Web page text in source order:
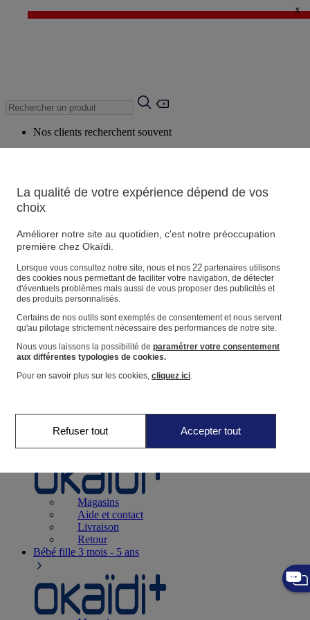
✨ LAST DAYS : Jusqu'à -60%* ✨
x
Nos clients recherchent souvent
Produits suggérés
Voir tous les produits
Magasin
Vos informations personnelles
Suivre une commande
Panier
Favoris
Naissance0-12 mois
Magasins
Aide et contact
Livraison
Retour
Bébé fille 3 mois - 5 ans
La qualité de votre expérience dépend de vos
choix
Améliorer notre site au quotidien, c'est notre préoccupation
première chez Okaïdi.
Lorsque vous consultez notre site, nous et nos 22partenaires utilisons
des cookies nous permettant de faciliter votre navigation, de détecter
d'éventuels problèmes mais aussi de vous proposer des publicités et
des produits personnalisés.
Certains de nos outils sont exemptés de consentement et nous servent
qu'au pilotage strictement nécessaire des performances de notre site.
Nous vous laissons la possibilité de paramétrer votre consentement
aux différentes typologies de cookies.
Pour en savoir plus sur les cookies, cliquez ici.
Refuser tout Accepter tout